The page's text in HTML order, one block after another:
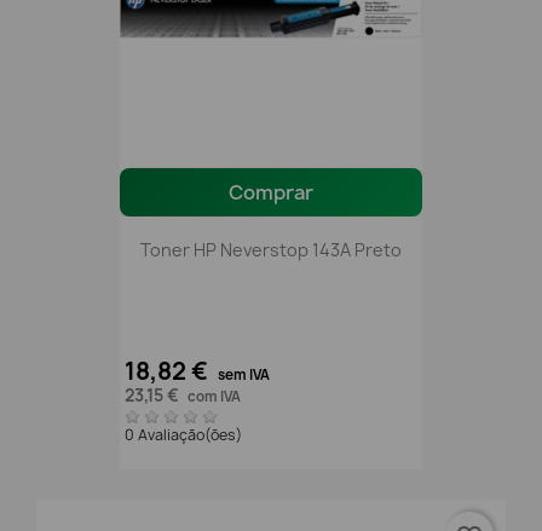
Comprar
Toner HP Neverstop 143A Preto
18,82 € sem IVA
23,15 € com IVA
0 Avaliação(ões)